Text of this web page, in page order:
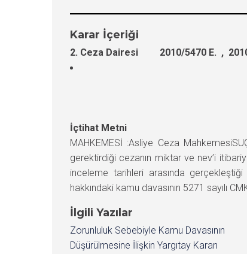
Karar İçeriği
2. Ceza Dairesi 2010/5470 E. ,
İçtihat Metni
MAHKEMESİ :Asliye Ceza
gerektirdiği cezanın miktar ve nev’i
inceleme tarihleri arasında
hakkındaki kamu davasının 5271 sayılı
İlgili Yazılar
Zorunluluk Sebebiyle Kamu Davasının
Düşürülmesine İlişkin Yargıtay Kararı